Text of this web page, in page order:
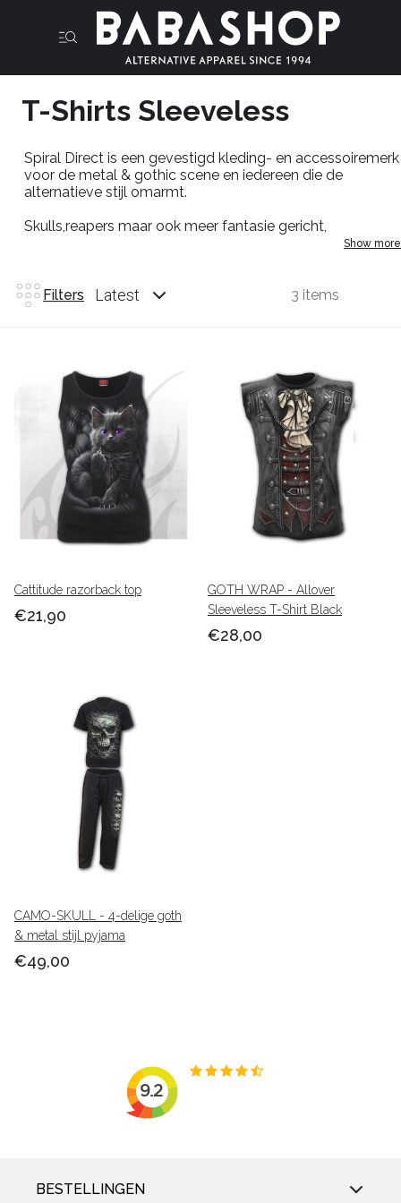
T-Shirts Sleeveless
Spiral Direct is een gevestigd kleding- en accessoiremerk
voor de metal & gothic scene en iedereen die de
alternatieve stijl omarmt.
Skulls,reapers maar ook meer fantasie gericht,
ontworpen in house voor en door de Alternatieve scene
favoriete sleeveless t-shirt van
nou in
de
Show more
Filters Latest 3 items
Cattitude razorback top
€21,90
GOTH WRAP - Allover
Sleeveless T-Shirt Black
€28,00
CAMO-SKULL - 4-delige goth
& metal stijl pyjama
€49,00
BESTELLINGEN